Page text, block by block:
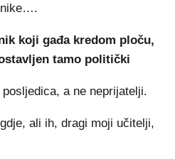
koji gađa kredom ploču,
tamo politički
a ne neprijatelji.
ali ih, dragi moji učitelji,